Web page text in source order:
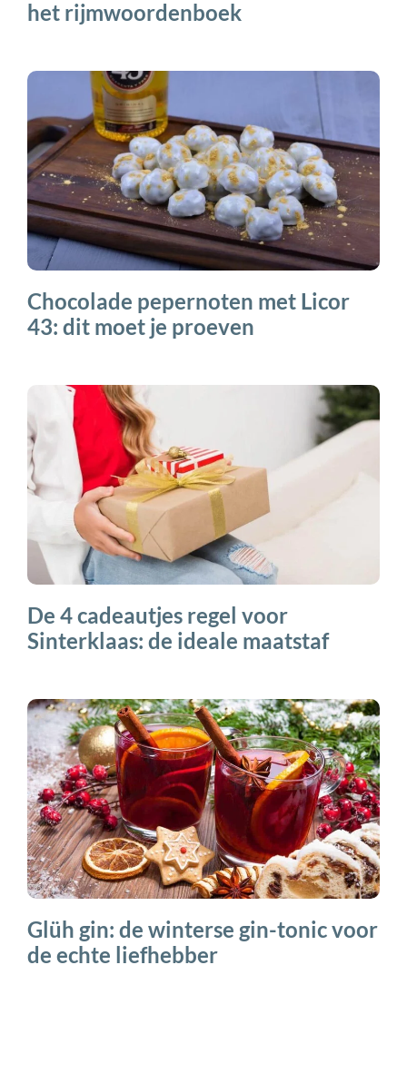
het rijmwoordenboek
Chocolade pepernoten met Licor
43: dit moet je proeven
De 4 cadeautjes regel voor
Sinterklaas: de ideale maatstaf
Glüh gin: de winterse gin-tonic voor
de echte liefhebber